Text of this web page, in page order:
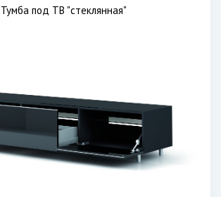
Тумба под ТВ "стеклянная"